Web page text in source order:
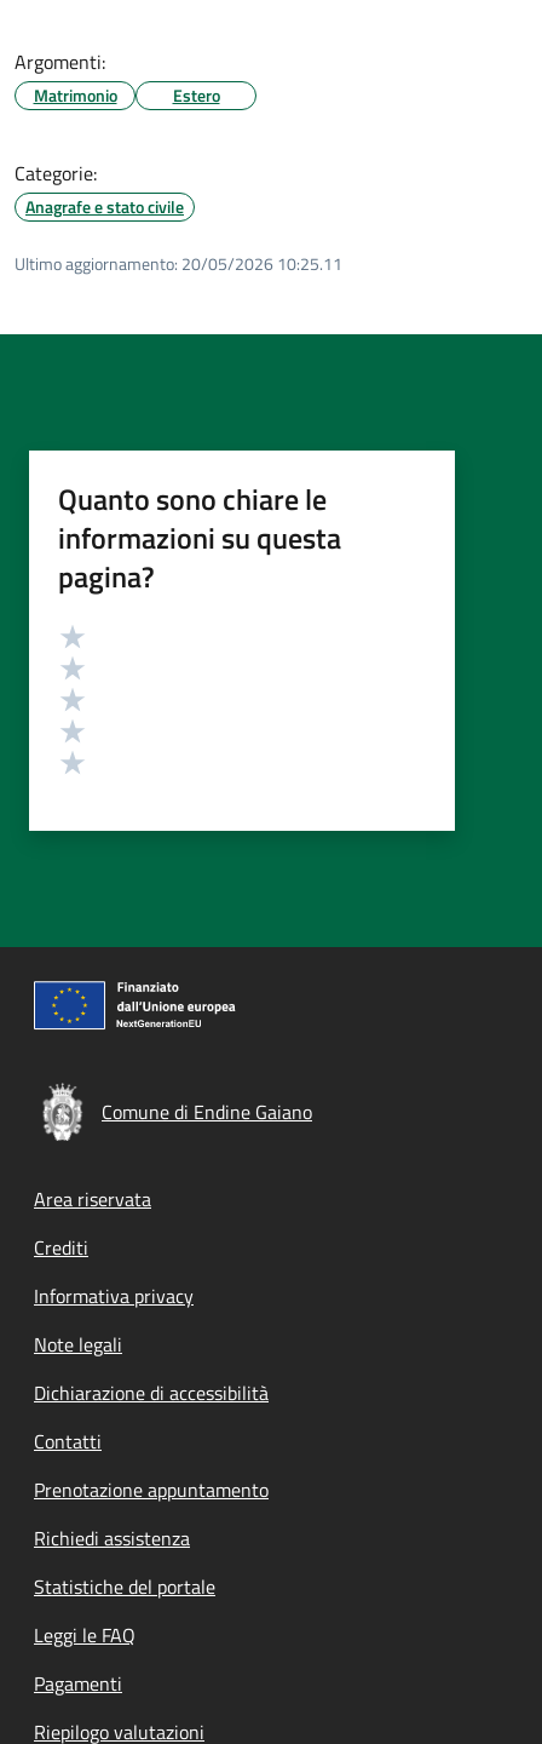
Argomenti:
Matrimonio Estero
Categorie:
Anagrafe e stato civile
Ultimo aggiornamento: 20/05/2026 10:25.11
Quanto sono chiare le
informazioni su questa
pagina?
Valutazione
Comune di Endine Gaiano
Footer menu
Area riservata
Crediti
Informativa privacy
Note legali
Dichiarazione di accessibilità
Contatti
Prenotazione appuntamento
Richiedi assistenza
Statistiche del portale
Leggi le FAQ
Pagamenti
Riepilogo valutazioni